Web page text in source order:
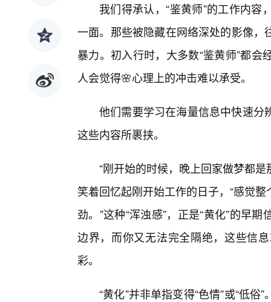
我们得承认，“鉴黄师”的工作内
一面。那些被隐藏在网络深处的影像
暴力。初入行时，大多数“鉴黄师”都
人会觉得🌸心理上的冲击难以承受。
他们需要学习在海量信息中快速分
这些内容所裹挟。
“刚开始的时候，晚上回家做梦都
笑着回忆起刚开始工作的日子，“感觉
劲。”这种“浑浊感”，正是“黄化”的早
边界，而你又无法完全隔绝，这些信
彩。
“黄化”并非单指变得“色情”或“低